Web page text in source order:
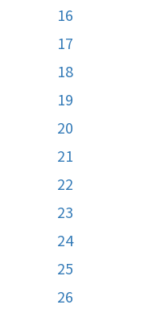
16
17
18
19
20
21
22
23
24
25
26